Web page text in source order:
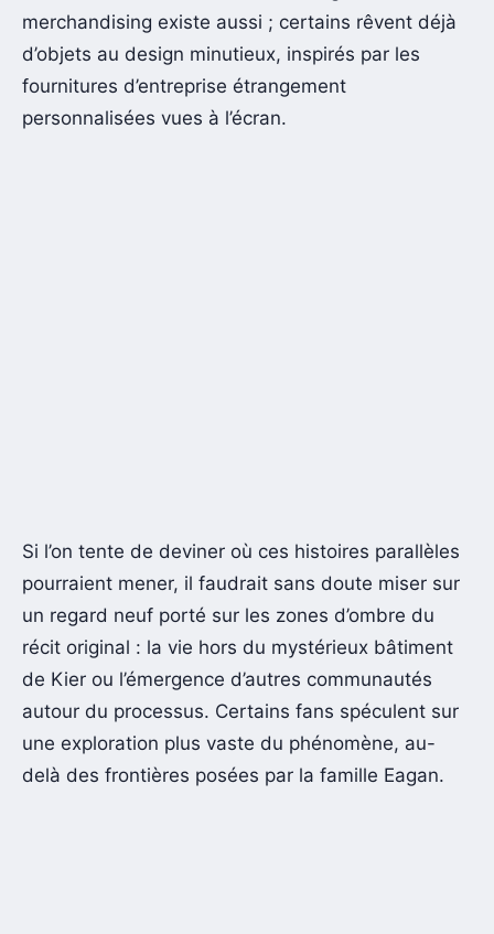
merchandising existe aussi ; certains rêvent déjà
d’objets au design minutieux, inspirés par les
fournitures d’entreprise étrangement
personnalisées vues à l’écran.
Si l’on tente de deviner où ces histoires parallèles
pourraient mener, il faudrait sans doute miser sur
un regard neuf porté sur les zones d’ombre du
récit original : la vie hors du mystérieux bâtiment
de Kier ou l’émergence d’autres communautés
autour du processus. Certains fans spéculent sur
une exploration plus vaste du phénomène, au-
delà des frontières posées par la famille Eagan.